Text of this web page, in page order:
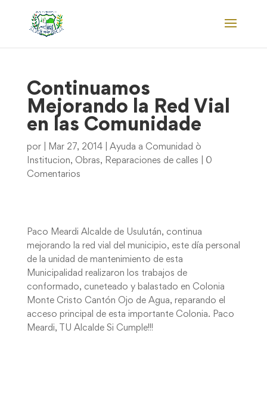
Continuamos
Mejorando la Red Vial
en las Comunidade
por Mar 27, 2014| Ayuda a Comunidad ò
Institucion, Obras, Reparaciones de calles
0
Comentarios
Paco Meardi Alcalde de Usulután, continua
mejorando la red vial del municipio, este día personal
de la unidad de mantenimiento de esta
Municipalidad realizaron los trabajos de
conformado, cuneteado y balastado en Colonia
Monte Cristo Cantón Ojo de Agua, reparando el
acceso principal de esta importante Colonia. Paco
Meardi, TU Alcalde Si Cumple!!!